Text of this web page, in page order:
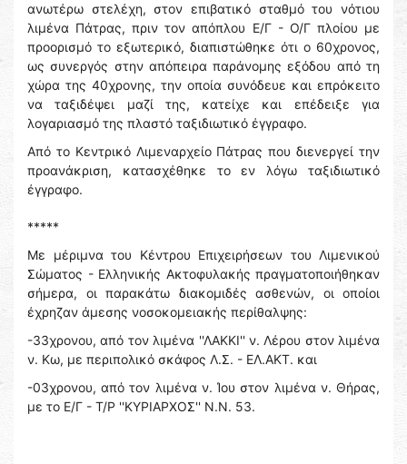
ανωτέρω στελέχη, στον επιβατικό σταθμό του νότιου
λιμένα Πάτρας, πριν τον απόπλου Ε/Γ - Ο/Γ πλοίου με
προορισμό το εξωτερικό, διαπιστώθηκε ότι ο 60χρονος,
ως συνεργός στην απόπειρα παράνομης εξόδου από τη
χώρα της 40χρονης, την οποία συνόδευε και επρόκειτο
να ταξιδέψει μαζί της, κατείχε και επέδειξε για
λογαριασμό της πλαστό ταξιδιωτικό έγγραφο.
Από το Κεντρικό Λιμεναρχείο Πάτρας που διενεργεί την
προανάκριση, κατασχέθηκε το εν λόγω ταξιδιωτικό
έγγραφο.
*****
Με μέριμνα του Κέντρου Επιχειρήσεων του Λιμενικού
Σώματος - Ελληνικής Ακτοφυλακής πραγματοποιήθηκαν
σήμερα, οι παρακάτω διακομιδές ασθενών, οι οποίοι
έχρηζαν άμεσης νοσοκομειακής περίθαλψης:
-33χρονου, από τον λιμένα ''ΛΑΚΚΙ'' ν. Λέρου στον λιμένα
ν. Κω, με περιπολικό σκάφος Λ.Σ. - ΕΛ.ΑΚΤ. και
-03χρονου, από τον λιμένα ν. Ίου στον λιμένα ν. Θήρας,
με το Ε/Γ - Τ/Ρ ''ΚΥΡΙΑΡΧΟΣ'' Ν.Ν. 53.